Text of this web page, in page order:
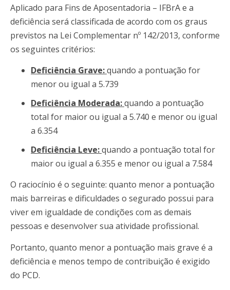
Aplicado para Fins de Aposentadoria – IFBrA e a
deficiência será classificada de acordo com os graus
previstos na Lei Complementar nº 142/2013, conforme
os seguintes critérios:
Deficiência Grave:quando a pontuação for
menor ou igual a 5.739
Deficiência Moderada:quando a pontuação
total for maior ou igual a 5.740 e menor ou igual
a 6.354
Deficiência Leve:quando a pontuação total for
maior ou igual a 6.355 e menor ou igual a 7.584
O raciocínio é o seguinte: quanto menor a pontuação
mais barreiras e dificuldades o segurado possui para
viver em igualdade de condições com as demais
pessoas e desenvolver sua atividade profissional.
Portanto, quanto menor a pontuação mais grave é a
deficiência e menos tempo de contribuição é exigido
do PCD.